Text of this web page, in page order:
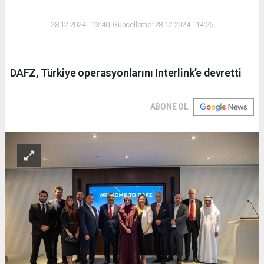
28.12.2024 - 13:40, Güncelleme: 28.12.2024 - 14:25
DAFZ, Türkiye operasyonlarını Interlink’e devretti
ABONE OL